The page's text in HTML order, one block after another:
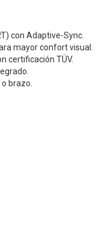
con Adaptive-Sync.
mayor confort visual.
certificación TÜV.
brazo.